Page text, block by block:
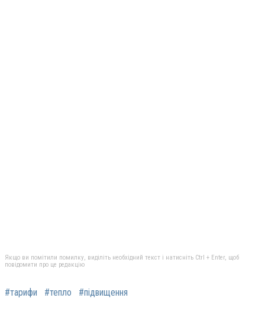
Якщо ви помітили помилку, виділіть необхідний текст і натисніть Ctrl + Enter, щоб
повідомити про це редакцію
#тарифи #тепло #підвищення